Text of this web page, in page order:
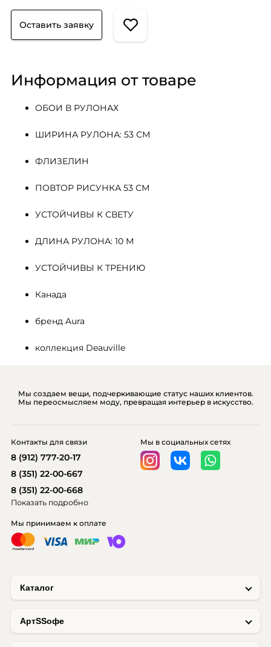
Оставить заявку
Информация от товаре
ОБОИ В РУЛОНАХ
ШИРИНА РУЛОНА: 53 СМ
ФЛИЗЕЛИН
ПОВТОР РИСУНКА 53 СМ
УСТОЙЧИВЫ К СВЕТУ
ДЛИНА РУЛОНА: 10 М
УСТОЙЧИВЫ К ТРЕНИЮ
Канада
бренд Aura
коллекция Deauville
Мы создаем вещи, подчеркивающие статус наших клиентов.
Мы переосмысляем моду, превращая интерьер в искусство.
Каталог
AртSSофе
Мы принимаем к оплате
Мы в социальных сетях
Контакты для связи
8 (912) 777-20-17
8 (351) 22-00-667
8 (351) 22-00-668
Показать подробно